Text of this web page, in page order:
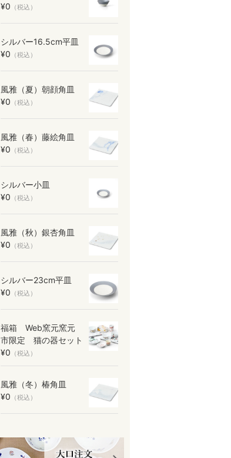
¥0 （税込）
シルバー16.5cm平皿
¥0 （税込）
風雅（夏）朝顔角皿
¥0 （税込）
風雅（春）藤絵角皿
¥0 （税込）
シルバー小皿
¥0 （税込）
風雅（秋）銀杏角皿
¥0 （税込）
シルバー23cm平皿
¥0 （税込）
福箱 Web窯元窯元
市限定 猫の器セット
¥0 （税込）
風雅（冬）椿角皿
¥0 （税込）